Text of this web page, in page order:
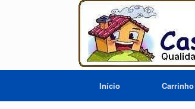
Início Carrinho